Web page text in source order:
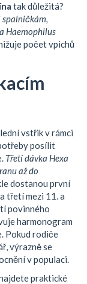
tak důležitá?
spalničkám,
Haemophilus
počet vpichů
vstřik v rámci
posílit
Třetí dávka Hexa
až do
dostanou první
třetí mezi 11. a
povinného
harmonogram
Pokud rodiče
výrazně se
v populaci.
praktické